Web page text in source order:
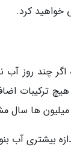
کرد.
چند روز آب
ترکیبات
ها سال
بیشتری آب